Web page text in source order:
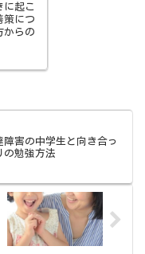
に起こ
策につ
からの
障害の中学生と向き合っ
の勉強方法